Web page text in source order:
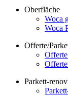
Oberfläche
Woca
Woca
Offerte/
Parkett-